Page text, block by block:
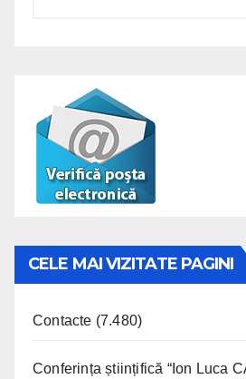
CELE MAI VIZITATE PAGINI
Contacte (7.480)
Conferința științifică “Ion Luca